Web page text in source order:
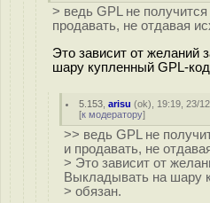
> ведь GPL не
продавать, не отдавая
Это зависит от желаний
шару купленный GPL-
5.153 ,arisu (ok), 19:19, 23/
[к модератору]
>> ведь GPL не
и продавать, не
> Это зависит от
Выкладывать на шару
> обязан.